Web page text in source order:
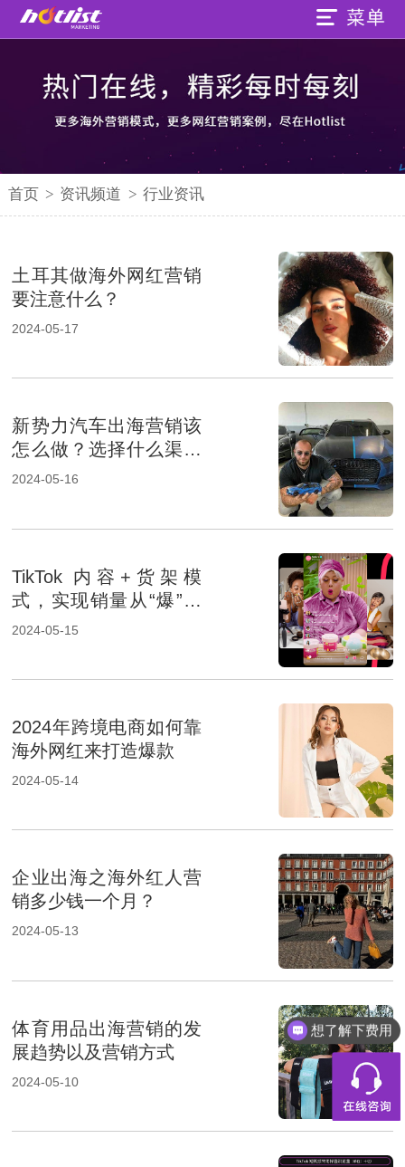
首页 > 资讯频道 > 行业资讯
土耳其做海外网红营销
要注意什么？
2024-05-17
新势力汽车出海营销该
怎么做？选择什么渠道
推广？
2024-05-16
TikTok 内容+货架模
式，实现销量从“爆”到
“稳”
2024-05-15
2024年跨境电商如何靠
海外网红来打造爆款
2024-05-14
企业出海之海外红人营
销多少钱一个月？
2024-05-13
体育用品出海营销的发
展趋势以及营销方式
2024-05-10
想了解下费用